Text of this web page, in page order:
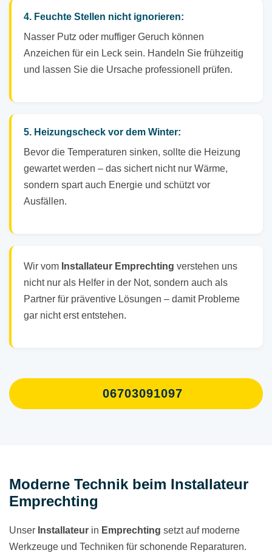
4. Feuchte Stellen nicht ignorieren:
Nasser Putz oder muffiger Geruch können
Anzeichen für ein Leck sein. Handeln Sie frühzeitig
und lassen Sie die Ursache professionell prüfen.
5. Heizungscheck vor dem Winter:
Bevor die Temperaturen sinken, sollte die Heizung
gewartet werden – das sichert nicht nur Wärme,
sondern spart auch Energie und schützt vor
Ausfällen.
Wir vom Installateur Emprechting verstehen uns
nicht nur als Helfer in der Not, sondern auch als
Partner für präventive Lösungen – damit Probleme
gar nicht erst entstehen.
06703091097
Moderne Technik beim Installateur
Emprechting
Unser Installateur in Emprechting setzt auf moderne
Werkzeuge und Techniken für schonende Reparaturen.